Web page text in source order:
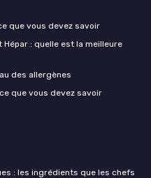
que vous devez savoir
: quelle est la meilleure
des allergènes
que vous devez savoir
: les ingrédients que les chefs